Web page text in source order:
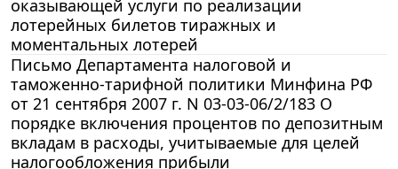
оказывающей услуги по реализации
лотерейных билетов тиражных и
моментальных лотерей
Письмо Департамента налоговой и
таможенно-тарифной политики Минфина РФ
от 21 сентября 2007 г. N 03-03-06/2/183 О
порядке включения процентов по депозитным
вкладам в расходы, учитываемые для целей
налогообложения прибыли